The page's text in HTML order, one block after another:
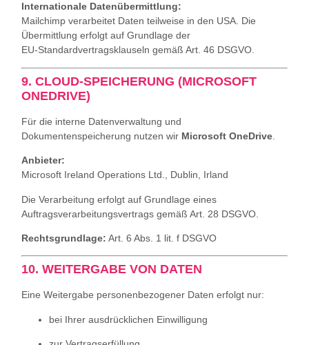
Internationale Datenübermittlung:
Mailchimp verarbeitet Daten teilweise in den USA. Die
Übermittlung erfolgt auf Grundlage der
EU‑Standardvertragsklauseln gemäß Art. 46 DSGVO.
9. CLOUD‑SPEICHERUNG (MICROSOFT
ONEDRIVE)
Für die interne Datenverwaltung und
Dokumentenspeicherung nutzen wir Microsoft OneDrive
Anbieter:
Microsoft Ireland Operations Ltd., Dublin, Irland
Die Verarbeitung erfolgt auf Grundlage eines
Auftragsverarbeitungsvertrags gemäß Art. 28 DSGVO.
Rechtsgrundlage: Art. 6 Abs. 1 lit. f DSGVO
10. WEITERGABE VON DATEN
Eine Weitergabe personenbezogener Daten erfolgt nur:
bei Ihrer ausdrücklichen Einwilligung